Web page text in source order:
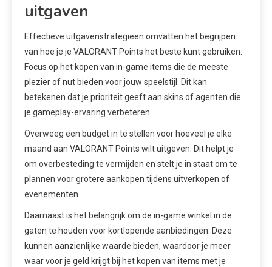
uitgaven
Effectieve uitgavenstrategieën omvatten het begrijpen
van hoe je je VALORANT Points het beste kunt gebruiken.
Focus op het kopen van in-game items die de meeste
plezier of nut bieden voor jouw speelstijl. Dit kan
betekenen dat je prioriteit geeft aan skins of agenten die
je gameplay-ervaring verbeteren.
Overweeg een budget in te stellen voor hoeveel je elke
maand aan VALORANT Points wilt uitgeven. Dit helpt je
om overbesteding te vermijden en stelt je in staat om te
plannen voor grotere aankopen tijdens uitverkopen of
evenementen.
Daarnaast is het belangrijk om de in-game winkel in de
gaten te houden voor kortlopende aanbiedingen. Deze
kunnen aanzienlijke waarde bieden, waardoor je meer
waar voor je geld krijgt bij het kopen van items met je